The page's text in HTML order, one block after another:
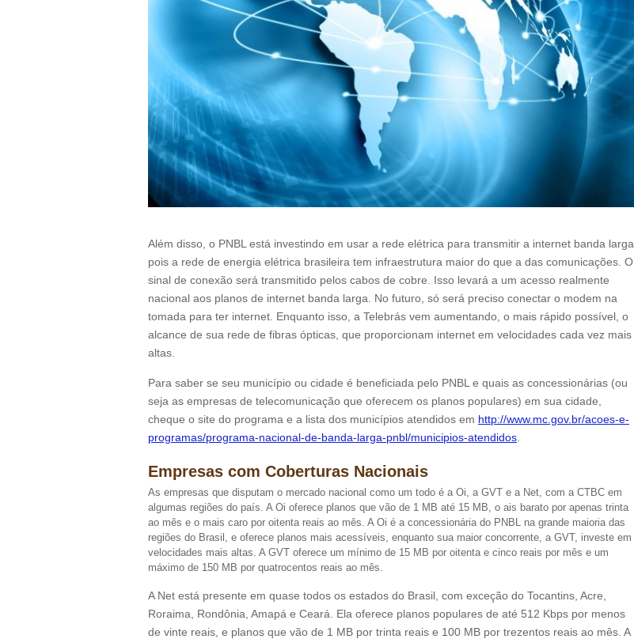
Além disso, o PNBL está investindo em usar a rede elétrica para transmitir a internet banda larga,
pois a rede de energia elétrica brasileira tem infraestrutura maior do que a das comunicações. O
sinal de conexão será transmitido pelos cabos de cobre. Isso levará a um acesso realmente
nacional aos planos de internet banda larga. No futuro, só será preciso conectar o modem na
tomada para ter internet. Enquanto isso, a Telebrás vem aumentando, o mais rápido possível, o
alcance de sua rede de fibras ópticas, que proporcionam internet em velocidades cada vez mais
altas.
Para saber se seu município ou cidade é beneficiada pelo PNBL e quais as concessionárias (ou
seja as empresas de telecomunicação que oferecem os planos populares) em sua cidade,
cheque o site do programa e a lista dos municípios atendidos em http://www.mc.gov.br/acoes-e-
programas/programa-nacional-de-banda-larga-pnbl/municipios-atendidos
Empresas com Coberturas Nacionais
As empresas que disputam o mercado nacional como um todo é a Oi, a GVT e a Net, com a CTBC em
algumas regiões do país. A Oi oferece planos que vão de 1 MB até 15 MB, o ais barato por apenas trinta
ao mês e o mais caro por oitenta reais ao mês. A Oi é a concessionária do PNBL na grande maioria das
regiões do Brasil, e oferece planos mais acessíveis, enquanto sua maior concorrente, a GVT, investe em
velocidades mais altas. A GVT oferece um mínimo de 15 MB por oitenta e cinco reais por mês e um
máximo de 150 MB por quatrocentos reais ao mês.
A Net está presente em quase todos os estados do Brasil, com exceção do Tocantins, Acre,
Roraima, Rondônia, Amapá e Ceará. Ela oferece planos populares de até 512 Kbps por menos
de vinte reais, e planos que vão de 1 MB por trinta reais e 100 MB por trezentos reais ao mês. A